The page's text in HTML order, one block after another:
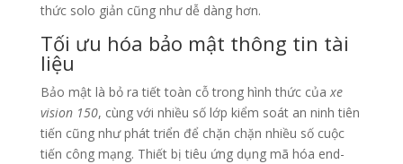
thức solo giản cũng như dễ dàng hơn.
Tối ưu hóa bảo mật thông tin tài
liệu
Bảo mật là bỏ ra tiết toàn cỗ trong hình thức củaxe
vision 150, cùng với nhiều số lớp kiểm soát an ninh tiên
tiến cũng như phát triển để chặn chặn nhiều số cuộc
tiến công mạng. Thiết bị tiêu ứng dụng mã hóa end-